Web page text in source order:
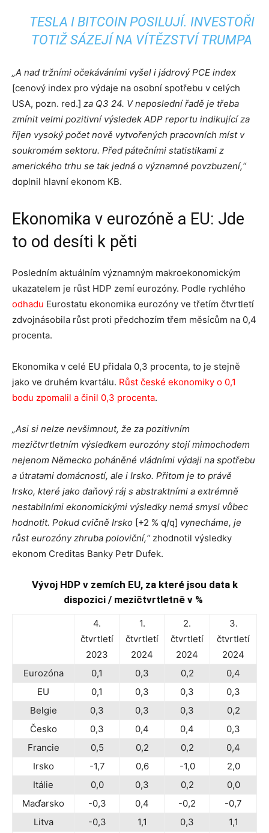
TESLA I BITCOIN POSILUJÍ. INVESTOŘI
TOTIŽ SÁZEJÍ NA VÍTĚZSTVÍ TRUMPA
„A nad tržními očekáváními vyšel i jádrový PCE index
[cenový index pro výdaje na osobní spotřebu v celých
USA, pozn. red.] za Q3 24. V neposlední řadě je třeba
zmínit velmi pozitivní výsledek ADP reportu indikující za
říjen vysoký počet nově vytvořených pracovních míst v
soukromém sektoru. Před pátečními statistikami z
amerického trhu se tak jedná o významné povzbuzení,“
doplnil hlavní ekonom KB.
Ekonomika v eurozóně a EU: Jde
to od desíti k pěti
Posledním aktuálním významným makroekonomickým
ukazatelem je růst HDP zemí eurozóny. Podle rychlého
odhadu Eurostatu ekonomika eurozóny ve třetím čtvrtletí
zdvojnásobila růst proti předchozím třem měsícům na 0,4
procenta.
Ekonomika v celé EU přidala 0,3 procenta, to je stejně
jako ve druhém kvartálu. Růst české ekonomiky o 0,1
bodu zpomalil a činil 0,3 procenta.
„Asi si nelze nevšimnout, že za pozitivním
mezičtvrtletním výsledkem eurozóny stojí mimochodem
nejenom Německo poháněné vládními výdaji na spotřebu
a útratami domácností, ale i Irsko. Přitom je to právě
Irsko, které jako daňový ráj s abstraktními a extrémně
nestabilními ekonomickými výsledky nemá smysl vůbec
hodnotit. Pokud cvičně Irsko [+2 % q/q] vynecháme, je
růst eurozóny zhruba poloviční,“zhodnotil výsledky
ekonom Creditas Banky Petr Dufek.
Vývoj HDP v zemích EU, za které jsou data k
dispozici / mezičtvrtletně v %
4.
čtvrtletí
2023
1.
čtvrtletí
2024
2.
čtvrtletí
2024
3.
čtvrtletí
2024
Eurozóna
0,1 0,3 0,2
0,4
EU
0,1 0,3 0,3
0,3
Belgie
0,3 0,3 0,3
0,2
Česko
0,3 0,4 0,4
0,3
Francie
0,5 0,2 0,2
0,4
Irsko
-1,7 0,6 -1,0
2,0
Itálie
0,0 0,3 0,2
0,0
Maďarsko
-0,3 0,4 -0,2
-0,7
Litva
-0,3 1,1 0,3
1,1